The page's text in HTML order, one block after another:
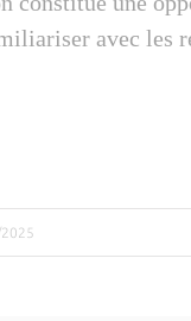
avec les